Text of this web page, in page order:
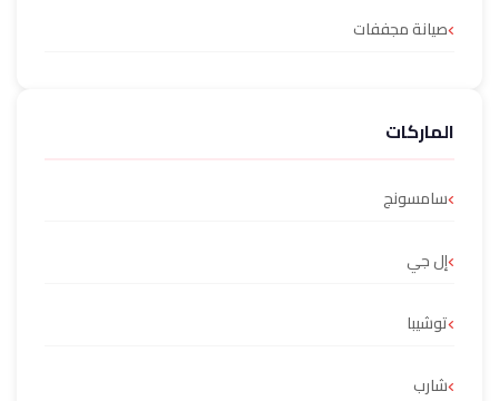
صيانة مجففات
الماركات
سامسونج
إل جي
توشيبا
شارب